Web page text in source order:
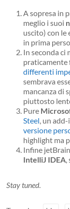
A sopresa in
meglio i suoi
uscito) con
in prima
In seconda ci
praticamente
differenti
sembrava
mancanza di
piuttosto
Pure
Steel, un
versione
highlight ma
Infine
IntelliJ IDEA,
Stay tuned.